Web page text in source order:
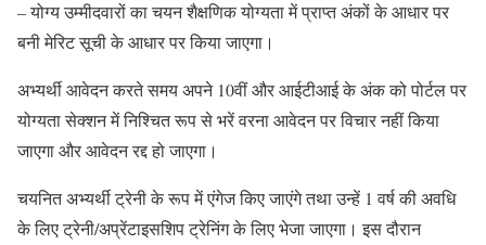
– योग्य उम्मीदवारों का चयन शैक्षणिक योग्यता में प्राप्त अंकों के आधार पर
बनी मेरिट सूची के आधार पर किया जाएगा।
अभ्यर्थी आवेदन करते समय अपने 10वीं और आईटीआई के अंक को पोर्टल पर
योग्यता सेक्शन में निश्चित रूप से भरें वरना आवेदन पर विचार नहीं किया
जाएगा और आवेदन रद्द हो जाएगा।
चयनित अभ्यर्थी ट्रेनी के रूप में एंगेज किए जाएंगे तथा उन्हें 1 वर्ष की अवधि
के लिए ट्रेनी/अप्रेंटाइसशिप ट्रेनिंग के लिए भेजा जाएगा। इस दौरान